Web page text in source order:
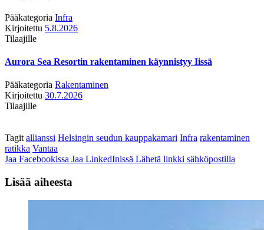
Pääkategoria Infra
Kirjoitettu 5.8.2026
Tilaajille
Aurora Sea Resortin rakentaminen käynnistyy Iissä
Pääkategoria Rakentaminen
Kirjoitettu 30.7.2026
Tilaajille
Tagit allianssi Helsingin seudun kauppakamari Infra rakentaminen
ratikka Vantaa
Jaa Facebookissa Jaa LinkedInissä Lähetä linkki sähköpostilla
Lisää aiheesta